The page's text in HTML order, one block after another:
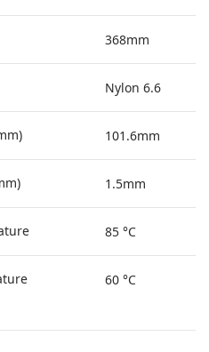
368mm
Nylon 6.6
101.6mm
1.5mm
85 °C
60 °C